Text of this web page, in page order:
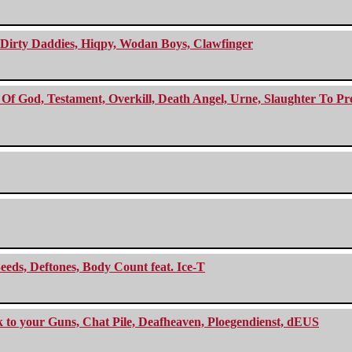
Daddies, Hiqpy, Wodan Boys, Clawfinger
God, Testament, Overkill, Death Angel, Urne, Slaughter To
Deftones, Body Count feat. Ice-T
your Guns, Chat Pile, Deafheaven, Ploegendienst, dEUS